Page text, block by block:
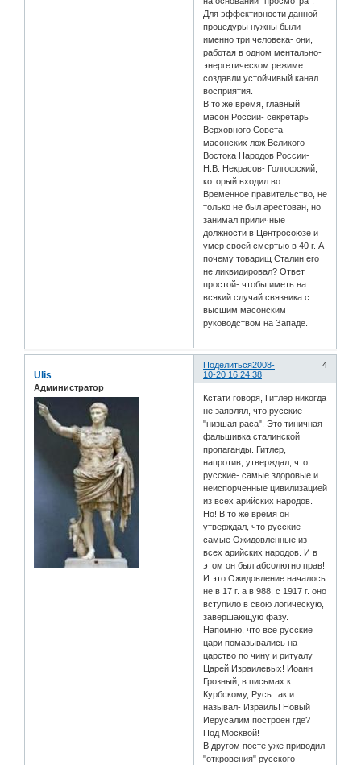
Для эффективности данной
процедуры нужны были
именно три человека- они,
работая в одном ментально-
энергетическом режиме
создавли устойчивый канал
восприятия.
В то же время, главный
масон России- секретарь
Верховного Совета
масонских лож Великого
Востока Народов России-
Н.В. Некрасов- Голгофский,
который входил во
Временное правительство, не
только не был арестован, но
занимал приличные
должности в Центросоюзе и
умер своей смертью в 40 г. А
почему товарищ Сталин его
не ликвидировал? Ответ
простой- чтобы иметь на
всякий случай связника с
высшим масонским
руководством на Западе.
Поделиться 4
2008-
10-20 16:24:38
Ulis
Администратор
Кстати говоря, Гитлер никогда
не заявлял, что русские-
"низшая раса". Это тиничная
фальшивка сталинской
пропаганды. Гитлер,
напротив, утверждал, что
русские- самые здоровые и
неиспорченные цивилизацией
из всех арийских народов.
Но! В то же время он
утверждал, что русские-
самые Ожидовленные из
всех арийских народов. И в
этом он был абсолютно прав!
И это Ожидовление началось
не в 17 г. а в 988, с 1917 г. оно
вступило в свою логическую,
завершающую фазу.
Напомню, что все русские
цари помазывались на
царство по чину и ритуалу
Царей Израилевых! Иоанн
Грозный, в письмах к
Курбскому, Русь так и
называл- Израиль! Новый
Иерусалим построен где?
Под Москвой!
В другом посте уже приводил
"откровения" русского